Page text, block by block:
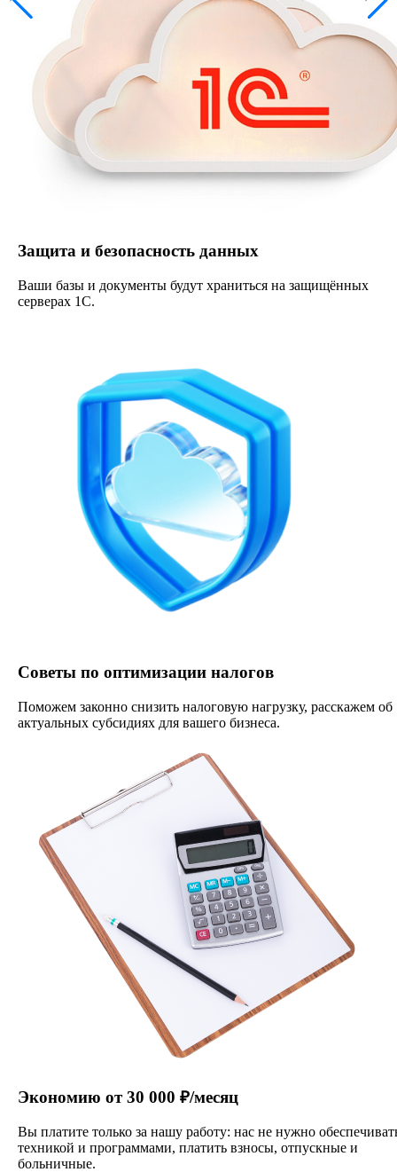
Защита и безопасность данных
Ваши базы и документы будут храниться на защищённых
серверах 1С.
Советы по оптимизации налогов
Поможем законно снизить налоговую нагрузку, расскажем об
актуальных субсидиях для вашего бизнеса.
Экономию от 30 000 ₽/месяц
Вы платите только за нашу работу: нас не нужно
техникой и программами, платить взносы, отпускные и
больничные.